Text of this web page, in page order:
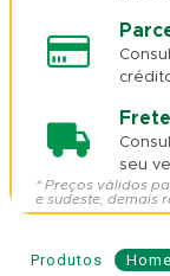
seu
* Preços válidos
e sudeste, demais
Home
Produtos